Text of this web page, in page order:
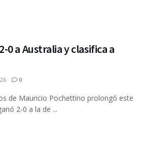
0 a Australia y clasifica a
0
de Mauricio Pochettino prolongó este
2-0 a la de ...